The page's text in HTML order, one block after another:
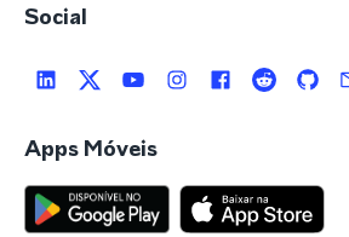
Social
Apps Móveis